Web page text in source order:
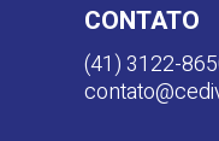
CONTATO
(41) 3122-